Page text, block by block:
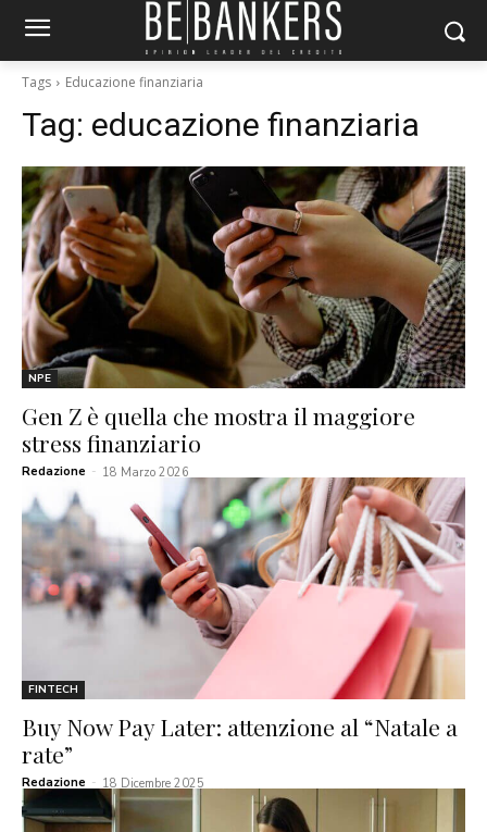
Tags Educazione finanziaria
Tag: educazione finanziaria
NPE
Gen Z è quella che mostra il maggiore
stress finanziario
Redazione - 18 Marzo 2026
FINTECH
Buy Now Pay Later: attenzione al “Natale a
rate”
Redazione - 18 Dicembre 2025